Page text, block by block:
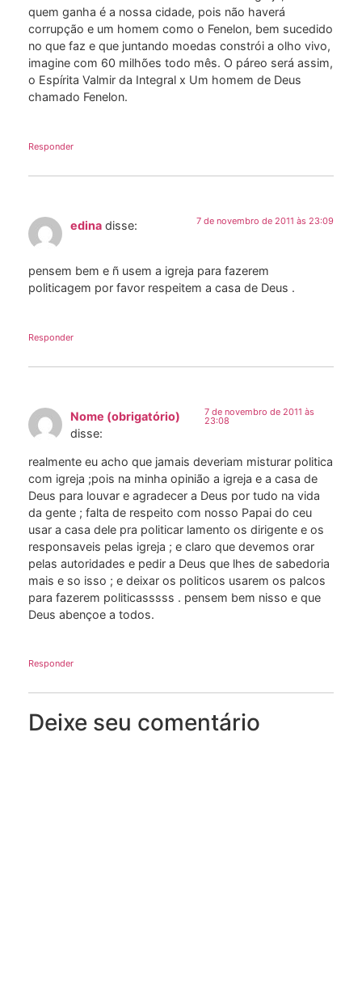
quem ganha é a nossa cidade, pois não haverá
corrupção e um homem como o Fenelon, bem sucedido
no que faz e que juntando moedas constrói a olho vivo,
imagine com 60 milhões todo mês. O páreo será assim,
o Espírita Valmir da Integral x Um homem de Deus
chamado Fenelon.
Responder
edina disse: 7 de novembro de 2011 às 23:09
pensem bem e ñ usem a igreja para fazerem
politicagem por favor respeitem a casa de Deus .
Responder
Nome (obrigatório)
disse:
7 de novembro de 2011 às
23:08
realmente eu acho que jamais deveriam misturar politica
com igreja ;pois na minha opinião a igreja e a casa de
Deus para louvar e agradecer a Deus por tudo na vida
da gente ; falta de respeito com nosso Papai do ceu
usar a casa dele pra politicar lamento os dirigente e os
responsaveis pelas igreja ; e claro que devemos orar
pelas autoridades e pedir a Deus que lhes de sabedoria
mais e so isso ; e deixar os politicos usarem os palcos
para fazerem politicasssss . pensem bem nisso e que
Deus abençoe a todos.
Responder
Deixe seu comentário